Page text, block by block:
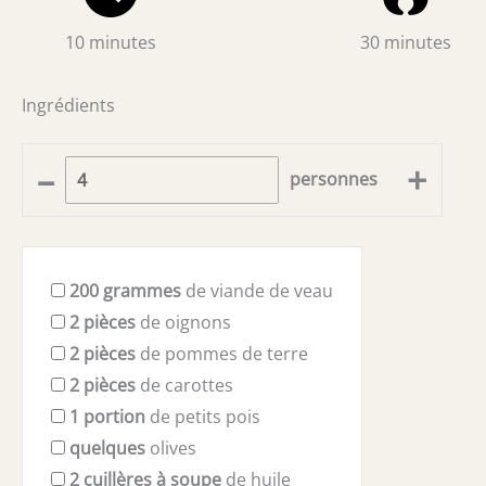
10 minutes 30 minutes
Ingrédients
– personnes +
200 grammes de viande de veau
2 pièces de oignons
2 pièces de pommes de terre
2 pièces de carottes
1 portion de petits pois
quelques olives
2 cuillères à soupe de huile